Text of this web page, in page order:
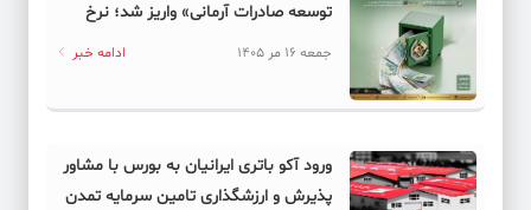
توسعه صادرات آرمانی» واریز شد؛ نرخ
جدید ۲۹.۱ درصد
جمعه 16 مر 1405 ادامه خبر
ورود آکو باتری ایرانیان به بورس با مشاور
پذیرش و ارزشگذاری تامین سرمایه تمدن